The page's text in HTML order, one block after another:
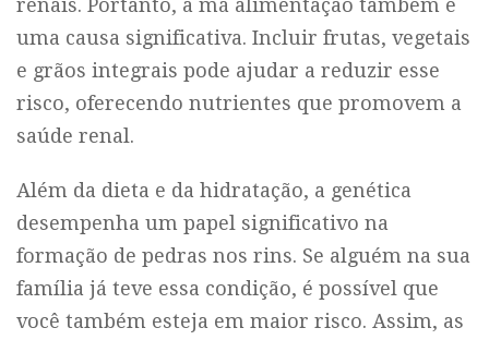
renais. Portanto, a má alimentação também é
uma causa significativa. Incluir frutas, vegetais
e grãos integrais pode ajudar a reduzir esse
risco, oferecendo nutrientes que promovem a
saúde renal.
Além da dieta e da hidratação, a genética
desempenha um papel significativo na
formação de pedras nos rins. Se alguém na sua
família já teve essa condição, é possível que
você também esteja em maior risco. Assim, as